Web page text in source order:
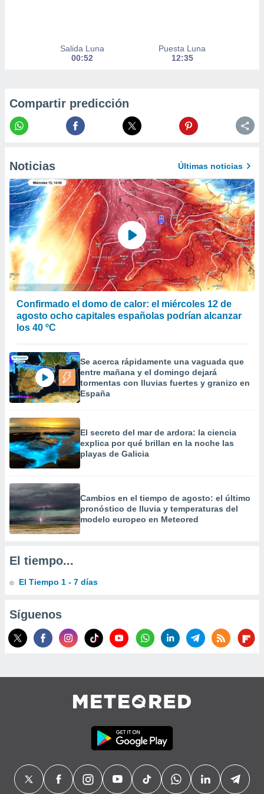
de
un
o acceder
datos
perfiles
utilizar
uso de
medir el
de la
el
o a través
de
de
de
con el
de
Salida Luna
00:52
Puesta Luna
12:35
Compartir predicción
Noticias Últimas noticias
Confirmado el domo de calor: el miércoles 12 de
agosto ocho capitales españolas podrían alcanzar
los 40 ºC
Se acerca rápidamente una vaguada que
entre mañana y el domingo dejará
tormentas con lluvias fuertes y granizo en
España
El secreto del mar de ardora: la ciencia
explica por qué brillan en la noche las
playas de Galicia
Cambios en el tiempo de agosto: el último
pronóstico de lluvia y temperaturas del
modelo europeo en Meteored
El tiempo...
El Tiempo 1 - 7 días
Síguenos